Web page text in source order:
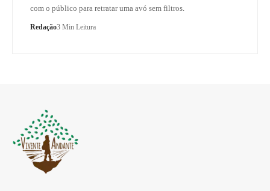
com o público para retratar uma avó sem filtros.
Redação3 Min Leitura